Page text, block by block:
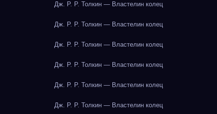
Дж. Р. Р. Толкин — Властелин колец
Дж. Р. Р. Толкин — Властелин колец
Дж. Р. Р. Толкин — Властелин колец
Дж. Р. Р. Толкин — Властелин колец
Дж. Р. Р. Толкин — Властелин колец
Дж. Р. Р. Толкин — Властелин колец